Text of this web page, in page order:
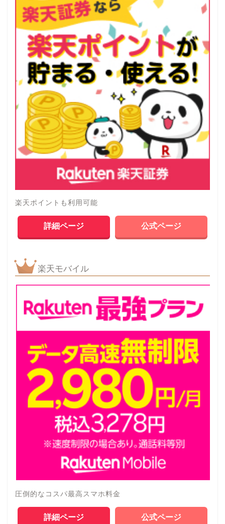
楽天ポイントも利用可能
詳細ページ 公式ページ
楽天モバイル
圧倒的なコスパ最高スマホ料金
詳細ページ 公式ページ